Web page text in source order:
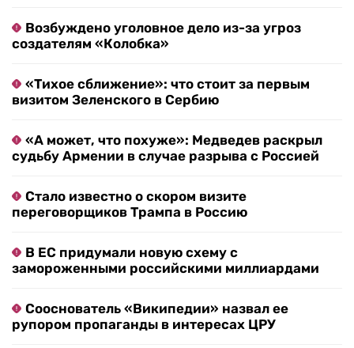
Возбуждено уголовное дело из-за угроз
создателям «Колобка»
«Тихое сближение»: что стоит за первым
визитом Зеленского в Сербию
«А может, что похуже»: Медведев раскрыл
судьбу Армении в случае разрыва с Россией
Стало известно о скором визите
переговорщиков Трампа в Россию
В ЕС придумали новую схему с
замороженными российскими миллиардами
Сооснователь «Википедии» назвал ее
рупором пропаганды в интересах ЦРУ